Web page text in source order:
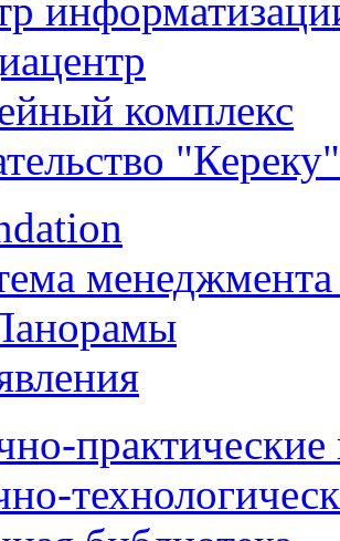
комплекс
"Кереку"
менеджмента